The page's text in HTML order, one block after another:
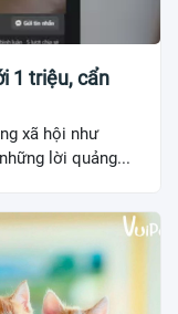
1 triệu, cẩn
xã hội như
lời quảng...